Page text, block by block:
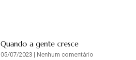
Quando a gente cresce
05/07/2023 Nenhum comentário